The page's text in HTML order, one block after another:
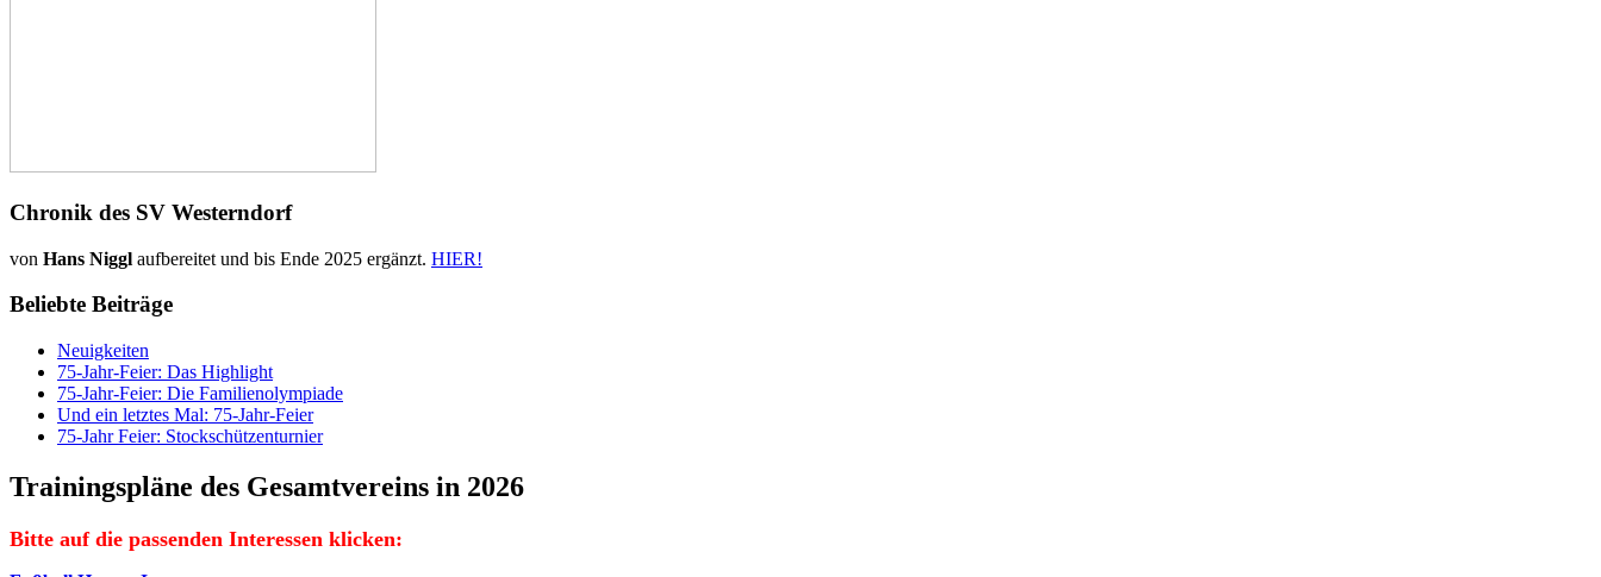
Chronik des SV Westerndorf
von Hans Niggl aufbereitet und bis Ende 2025 ergänzt. HIER!
Beliebte Beiträge
Neuigkeiten
75-Jahr-Feier: Das Highlight
75-Jahr-Feier: Die Familienolympiade
Und ein letztes Mal: 75-Jahr-Feier
75-Jahr Feier: Stockschützenturnier
Trainingspläne des Gesamtvereins in 2026
Bitte auf die passenden Interessen klicken: